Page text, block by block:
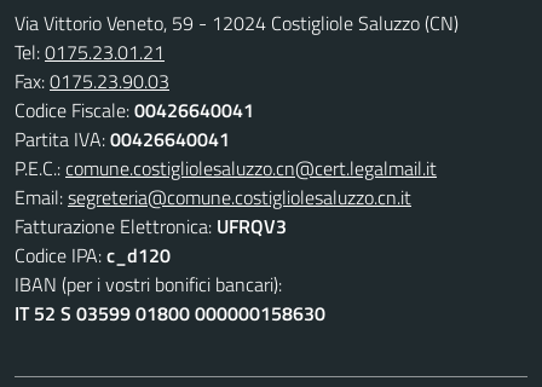
Via Vittorio Veneto, 59 - 12024 Costigliole Saluzzo (CN)
Tel:0175.23.01.21
Fax:0175.23.90.03
Codice Fiscale:00426640041
Partita IVA:00426640041
P.E.C.:comune.costigliolesaluzzo.cn@cert.legalmail.it
Email:segreteria@comune.costigliolesaluzzo.cn.it
Fatturazione Elettronica: UFRQV3
Codice IPA:c_d120
IBAN (per i vostri bonifici bancari):
IT 52 S 03599 01800 000000158630